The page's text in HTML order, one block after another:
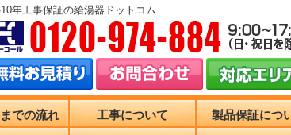
年工事保証の給湯器ドットコム
での流れ 工事について 製品保証につ